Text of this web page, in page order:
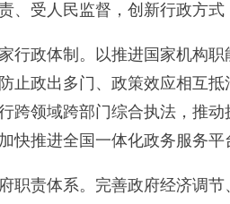
、受人民监督，创新行政方
家行政体制。以推进国家机构
止政出多门、政策效应相互
跨领域跨部门综合执法，推
快推进全国一体化政务服务
府职责体系。完善政府经济调